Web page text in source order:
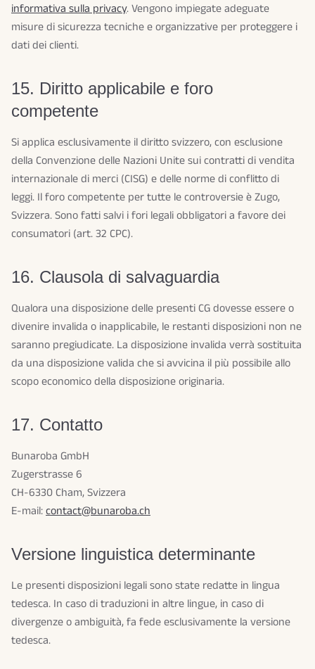
informativa sulla privacy. Vengono impiegate adeguate
misure di sicurezza tecniche e organizzative per proteggere i
dati dei clienti.
15. Diritto applicabile e foro
competente
Si applica esclusivamente il diritto svizzero, con esclusione
della Convenzione delle Nazioni Unite sui contratti di vendita
internazionale di merci (CISG) e delle norme di conflitto di
leggi. Il foro competente per tutte le controversie è Zugo,
Svizzera. Sono fatti salvi i fori legali obbligatori a favore dei
consumatori (art. 32 CPC).
16. Clausola di salvaguardia
Qualora una disposizione delle presenti CG dovesse essere o
divenire invalida o inapplicabile, le restanti disposizioni non ne
saranno pregiudicate. La disposizione invalida verrà sostituita
da una disposizione valida che si avvicina il più possibile allo
scopo economico della disposizione originaria.
17. Contatto
Bunaroba GmbH
Zugerstrasse 6
CH-6330 Cham, Svizzera
E-mail:contact@bunaroba.ch
Versione linguistica determinante
Le presenti disposizioni legali sono state redatte in lingua
tedesca. In caso di traduzioni in altre lingue, in caso di
divergenze o ambiguità, fa fede esclusivamente la versione
tedesca.